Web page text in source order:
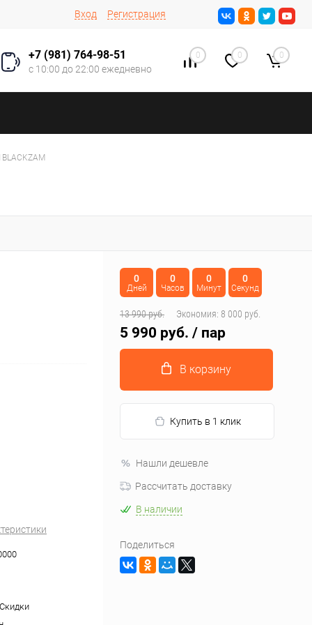
Вход Регистрация
+7 (981) 764-98-51
с 10:00 до 22:00 ежедневно
0 0 0
0
Дней
0
Часов
0
Минут
0
Секунд
13 990 руб. Экономия: 8 000 руб.
5 990 руб. / пар
В корзину
Купить в 1 клик
Нашли дешевле
Рассчитать доставку
В наличии
Поделиться